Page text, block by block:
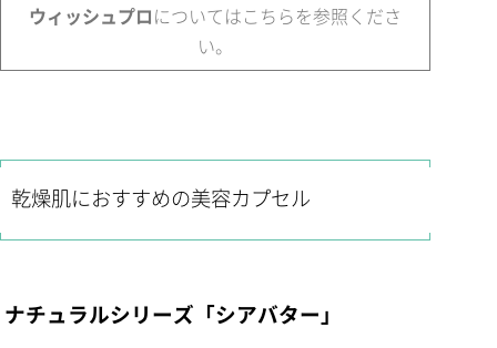
ウィッシュプロについてはこちらを参照くださ
い。
乾燥肌におすすめの美容カプセル
ナチュラルシリーズ「シアバター」